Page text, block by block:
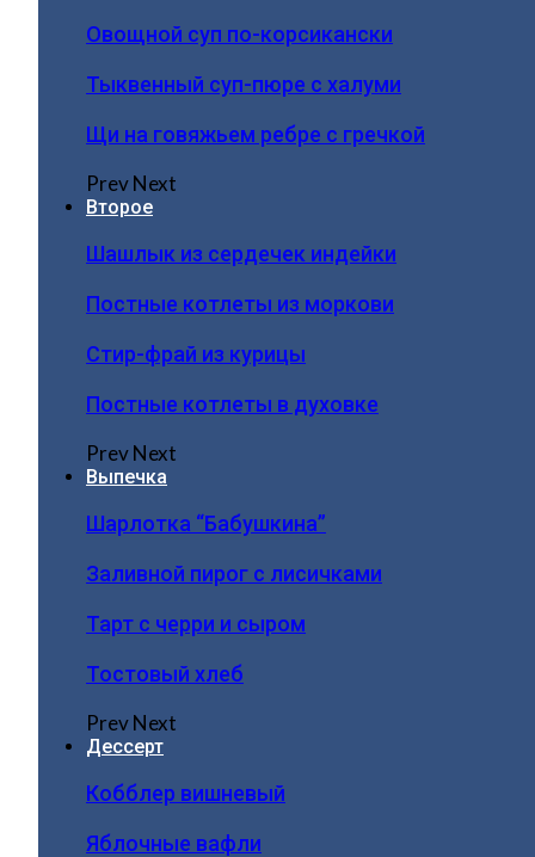
Овощной суп по-корсикански
Тыквенный суп-пюре с халуми
Щи на говяжьем ребре с гречкой
PrevNext
Второе
Шашлык из сердечек индейки
Постные котлеты из моркови
Стир-фрай из курицы
Постные котлеты в духовке
PrevNext
Выпечка
Шарлотка “Бабушкина”
Заливной пирог с лисичками
Тарт с черри и сыром
Тостовый хлеб
PrevNext
Дессерт
Кобблер вишневый
Яблочные вафли